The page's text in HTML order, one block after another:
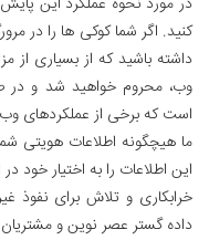
کنید. اگر شما کوکی ها را در
داشته باشید که از بسیاری
وب، محروم خواهید شد و در
است که برخی از عملکردهای وب
ما هیچگونه اطلاعات هویتی
این اطلاعات را به اختیار خود
خرابکاری و تلاش برای نفوذ
داده گستر عصر نوین و